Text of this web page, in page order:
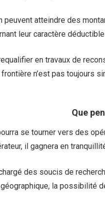
peuvent atteindre des
leur caractère déductible
en travaux de
n’est pas toujours
Que
se tourner vers des
il gagnera en
des soucis de
la possibilité